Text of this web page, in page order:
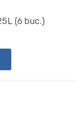
(6 buc.)